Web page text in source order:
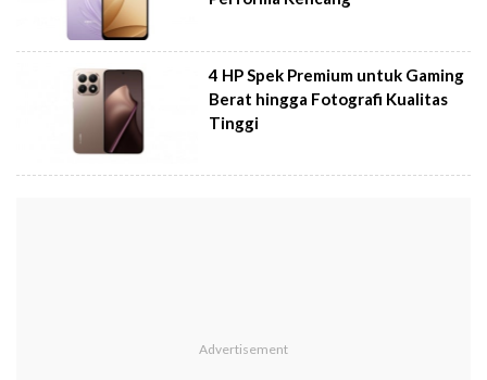
4 HP Spek Premium untuk Gaming
Berat hingga Fotografi Kualitas
Tinggi